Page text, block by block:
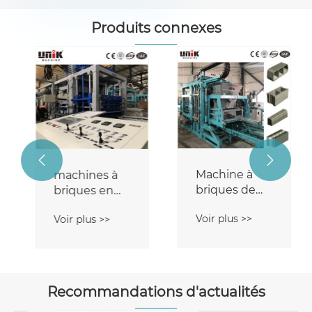
Produits connexes
machines à
briques en
Voir plus >>
Machine à
briques de
des pentes
Voir plus >>
 
Recommandations d'actualités